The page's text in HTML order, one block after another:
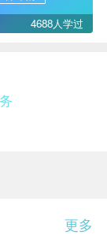
4688人学过
更多